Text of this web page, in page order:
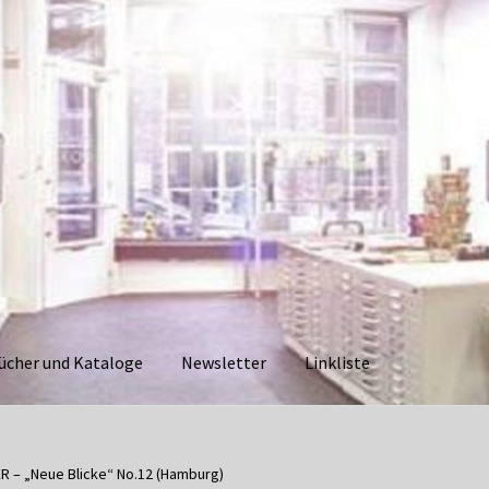
und Kataloge Newsletter Linkliste
– „Neue Blicke“ No.12 (Hamburg)